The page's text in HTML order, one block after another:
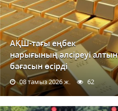
АҚШ-тағы еңбек
нарығының әлсіреуі алтын
бағасын өсірді
08 тамыз 2026 ж. 62